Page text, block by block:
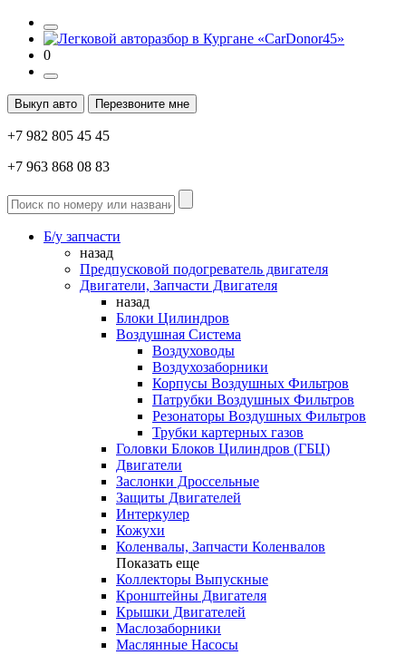
0
Выкуп авто Перезвоните мне
+7 982 805 45 45
+7 963 868 08 83
Б/у запчасти
назад
Предпусковой подогреватель двигателя
Двигатели, Запчасти Двигателя
назад
Блоки Цилиндров
Воздушная Система
Воздуховоды
Воздухозаборники
Корпусы Воздушных Фильтров
Патрубки Воздушных Фильтров
Резонаторы Воздушных Фильтров
Трубки картерных газов
Головки Блоков Цилиндров (ГБЦ)
Двигатели
Заслонки Дроссельные
Защиты Двигателей
Интеркулер
Кожухи
Коленвалы, Запчасти Коленвалов
Показать еще
Коллекторы Выпускные
Кронштейны Двигателя
Крышки Двигателей
Маслозаборники
Маслянные Насосы